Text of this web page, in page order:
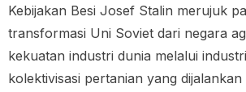
Kebijakan Besi Josef Stalin merujuk
transformasi Uni Soviet dari negara
kekuatan industri dunia melalui
kolektivisasi pertanian yang dijalankan